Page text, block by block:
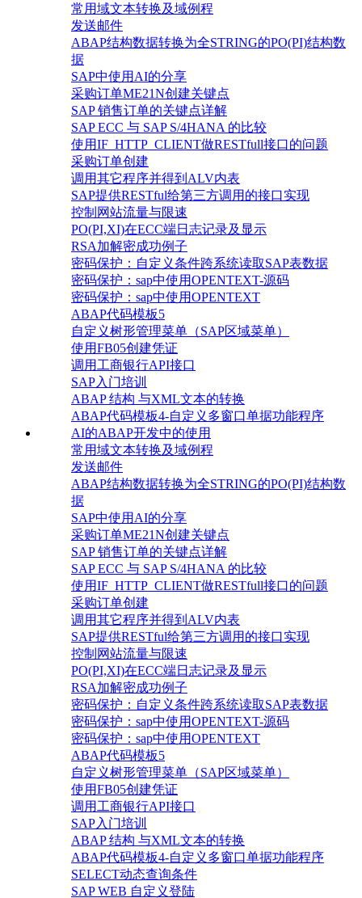
常用域文本转换及域例程
发送邮件
ABAP结构数据转换为全STRING的PO(PI)结构数
据
SAP中使用AI的分享
采购订单ME21N创建关键点
SAP 销售订单的关键点详解
SAP ECC 与 SAP S/4HANA 的比较
使用IF_HTTP_CLIENT做RESTfull接口的问题
采购订单创建
调用其它程序并得到ALV内表
SAP提供RESTful给第三方调用的接口实现
控制网站流量与限速
PO(PI,XI)在ECC端日志记录及显示
RSA加解密成功例子
密码保护：自定义条件跨系统读取SAP表数据
密码保护：sap中使用OPENTEXT-源码
密码保护：sap中使用OPENTEXT
ABAP代码模板5
自定义树形管理菜单（SAP区域菜单）
使用FB05创建凭证
调用工商银行API接口
SAP入门培训
ABAP 结构 与XML文本的转换
ABAP代码模板4-自定义多窗口单据功能程序
AI的ABAP开发中的使用
常用域文本转换及域例程
发送邮件
ABAP结构数据转换为全STRING的PO(PI)结构数
据
SAP中使用AI的分享
采购订单ME21N创建关键点
SAP 销售订单的关键点详解
SAP ECC 与 SAP S/4HANA 的比较
使用IF_HTTP_CLIENT做RESTfull接口的问题
采购订单创建
调用其它程序并得到ALV内表
SAP提供RESTful给第三方调用的接口实现
控制网站流量与限速
PO(PI,XI)在ECC端日志记录及显示
RSA加解密成功例子
密码保护：自定义条件跨系统读取SAP表数据
密码保护：sap中使用OPENTEXT-源码
密码保护：sap中使用OPENTEXT
ABAP代码模板5
自定义树形管理菜单（SAP区域菜单）
使用FB05创建凭证
调用工商银行API接口
SAP入门培训
ABAP 结构 与XML文本的转换
ABAP代码模板4-自定义多窗口单据功能程序
SELECT动态查询条件
SAP WEB 自定义登陆